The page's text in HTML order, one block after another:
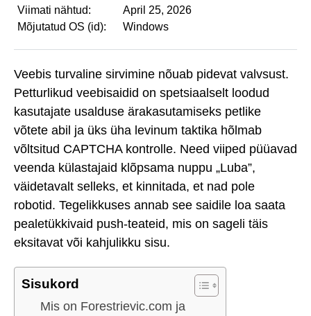
Viimati nähtud:
April 25, 2026
Mõjutatud OS (id):
Windows
Veebis turvaline sirvimine nõuab pidevat valvsust.
Petturlikud veebisaidid on spetsiaalselt loodud
kasutajate usalduse ärakasutamiseks petlike
võtete abil ja üks üha levinum taktika hõlmab
võltsitud CAPTCHA kontrolle. Need viiped püüavad
veenda külastajaid klõpsama nuppu „Luba”,
väidetavalt selleks, et kinnitada, et nad pole
robotid. Tegelikkuses annab see saidile loa saata
pealetükkivaid push-teateid, mis on sageli täis
eksitavat või kahjulikku sisu.
Sisukord
Mis on Forestrievic.com ja